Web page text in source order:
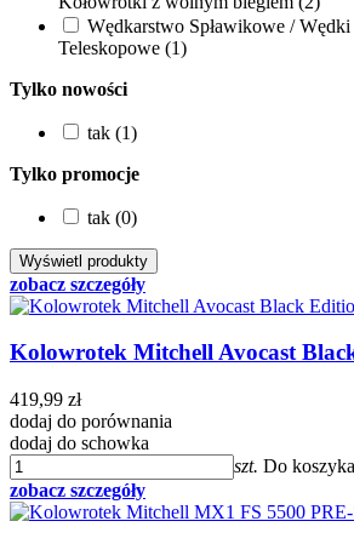
Wędkarstwo Spławikowe /
Teleskopowe (1)
Tylko nowości
tak (1)
Tylko promocje
tak (0)
zobacz szczegóły
Kolowrotek Mitchell Avocast
419,99 zł
dodaj do porównania
dodaj do schowka
szt. Do koszyka
zobacz szczegóły